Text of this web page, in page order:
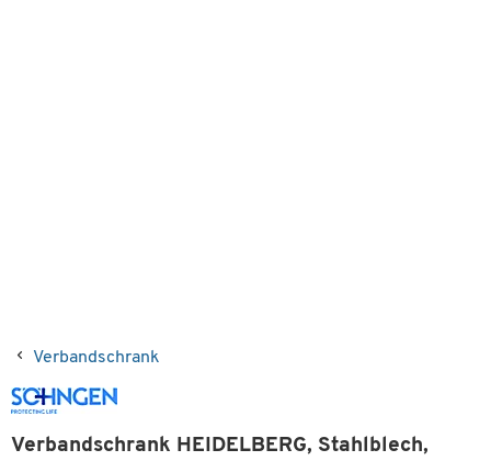
Verbandschrank
Verbandschrank HEIDELBERG, Stahlblech,